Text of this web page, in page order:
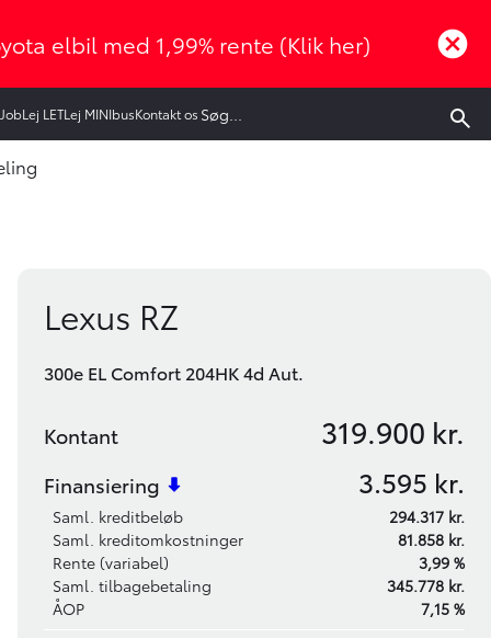
elbil med 1,99% rente (Klik her)
JobLej LETLej MINIbusKontakt os
Lexus RZ
300e EL Comfort 204HK 4d Aut.
Kontant 319.900 kr.
Finansiering 3.595 kr.
Saml. kreditbeløb
294.317 kr.
Saml. kreditomkostninger
81.858 kr.
Rente (variabel)
3,99 %
Saml. tilbagebetaling
345.778 kr.
ÅOP
7,15 %